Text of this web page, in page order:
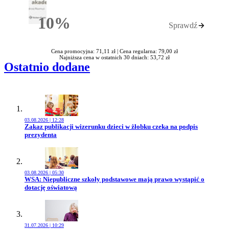
10%Rabatu Sprawdź
Cena promocyjna: 71,11 zł | Cena regularna: 79,00 zł
Najniższa cena w ostatnich 30 dniach: 53,72 zł
Ostatnio dodane
03.08.2026 | 12:28
Przejdź do artykułu:
Zakaz publikacji wizerunku dzieci w żłobku czeka na podpis
prezydenta
03.08.2026 | 05:30
Przejdź do artykułu:
WSA: Niepubliczne szkoły podstawowe mają prawo wystąpić o
dotację oświatową
31.07.2026 | 10:29